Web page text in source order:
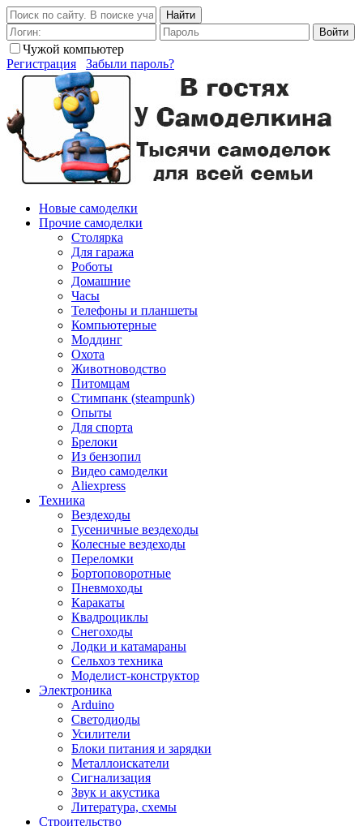
Найти
Войти
Чужой компьютер
Регистрация
Забыли пароль?
Новые самоделки
Прочие самоделки
Столярка
Для гаража
Роботы
Домашние
Часы
Телефоны и планшеты
Компьютерные
Моддинг
Охота
Животноводство
Питомцам
Стимпанк (steampunk)
Опыты
Для спорта
Брелоки
Из бензопил
Видео самоделки
Aliexpress
Техника
Вездеходы
Гусеничные вездеходы
Колесные вездеходы
Переломки
Бортоповоротные
Пневмоходы
Каракаты
Квадроциклы
Снегоходы
Лодки и катамараны
Сельхоз техника
Моделист-конструктор
Электроника
Arduino
Светодиоды
Усилители
Блоки питания и зарядки
Металлоискатели
Сигнализация
Звук и акустика
Литература, схемы
Строительство